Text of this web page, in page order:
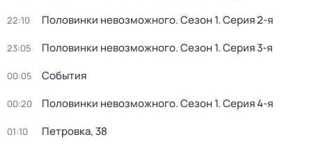
22:10 Половинки невозможного. Сезон 1. Серия 2-я
23:05 Половинки невозможного. Сезон 1. Серия 3-я
00:05 События
00:20 Половинки невозможного. Сезон 1. Серия 4-я
01:10 Петровка, 38